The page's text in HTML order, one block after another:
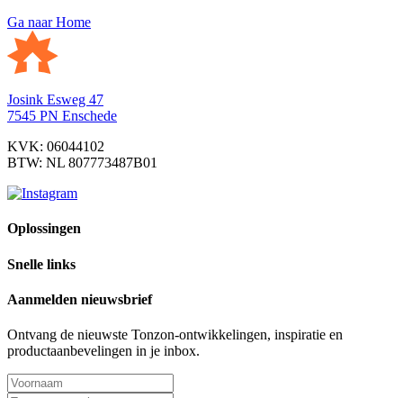
Ga naar Home
Josink Esweg 47
7545 PN Enschede
KVK: 06044102
BTW: NL 807773487B01
Oplossingen
Snelle links
Aanmelden nieuwsbrief
Ontvang de nieuwste Tonzon-ontwikkelingen, inspiratie en
productaanbevelingen in je inbox.